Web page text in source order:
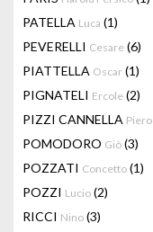
PATELLA Luca (1)
PEVERELLI Cesare (6)
PIATTELLA Oscar (1)
PIGNATELI Ercole (2)
PIZZI CANNELLA Piero
POMODORO Giò (3)
POZZATI Concetto (1)
POZZI Lucio (2)
RICCI Nino (3)